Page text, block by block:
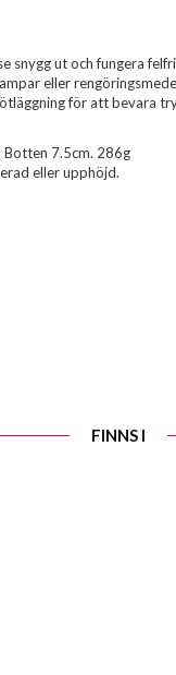
snygg ut och fungera
eller
för att bevara
Botten 7.5cm. 286g
eller upphöjd.
FINNS I